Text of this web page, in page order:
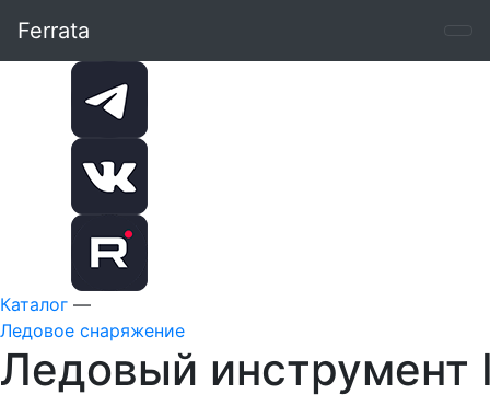
Ferrata
Каталог —
Ледовое снаряжение
Ледовый инструмент